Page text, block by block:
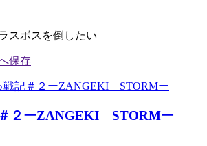
スボスを倒したい
２ーZANGEKI STORMー